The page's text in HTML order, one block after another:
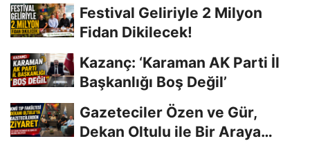
Festival Geliriyle 2 Milyon
Fidan Dikilecek!
Kazanç: ‘Karaman AK Parti İl
Başkanlığı Boş Değil’
Gazeteciler Özen ve Gür,
Dekan Oltulu ile Bir Araya